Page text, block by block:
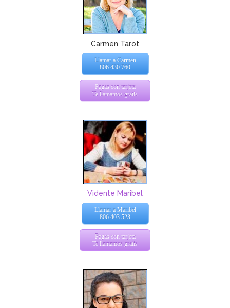
Carmen Tarot
Llamar a Carmen
806 430 760
Pagas con tarjeta
Te llamamos gratis
Vidente Maribel
Llamar a Maribel
806 403 523
Pagas con tarjeta
Te llamamos gratis